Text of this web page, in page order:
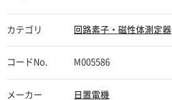
カテゴリ 回路素子・磁性体測定器
コードNo. M005586
メーカー 日置電機